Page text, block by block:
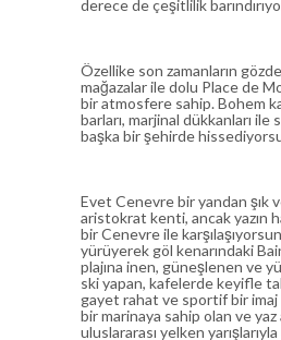
derece de çeşitlilik
Özellike son zamanların
mağazalar ile dolu Place de
bir atmosfere sahip. Bohem
barları, marjinal dükkanları ile
başka bir şehirde
Evet Cenevre bir yandan şık
aristokrat kenti, ancak yazın
bir Cenevre ile
yürüyerek göl kenarındaki
plajına inen, güneşlenen ve
ski yapan, kafelerde keyifle
gayet rahat ve sportif bir
bir marinaya sahip olan ve yaz
uluslararası yelken